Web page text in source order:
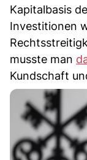
Kapitalbasis
Investitionen
musste man
Kundschaft